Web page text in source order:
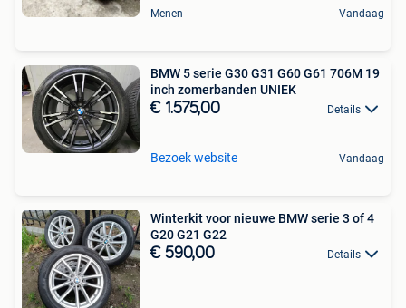
Menen Vandaag
BMW 5 serie G30 G31 G60 G61 706M 19
inch zomerbanden UNIEK
€ 1.575,00 Details
Bezoek website Vandaag
Winterkit voor nieuwe BMW serie 3 of 4
G20 G21 G22
€ 590,00 Details